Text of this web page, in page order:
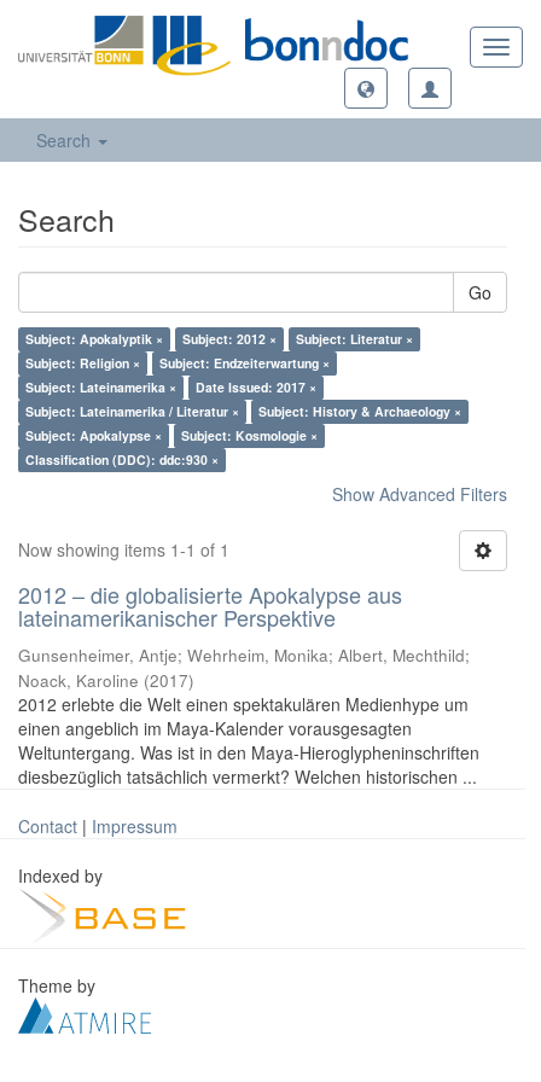
Search
Search
Go
Subject: Apokalyptik × Subject: 2012 ×
Subject: Literatur ×
Subject: Religion ×
Subject: Endzeiterwartung ×
Subject: Lateinamerika ×
Date Issued: 2017 ×
Subject: Lateinamerika / Literatur ×
Subject: History & Archaeology ×
Subject: Apokalypse ×
Subject: Kosmologie ×
Classification (DDC): ddc:930 ×
Show Advanced Filters
Now showing items 1-1 of 1
2012 – die globalisierte Apokalypse aus
lateinamerikanischer Perspektive
Gunsenheimer, Antje; Wehrheim, Monika; Albert, Mechthild;
Noack, Karoline (2017)
2012 erlebte die Welt einen spektakulären Medienhype um
einen angeblich im Maya-Kalender vorausgesagten
Weltuntergang. Was ist in den Maya-Hieroglypheninschriften
diesbezüglich tatsächlich vermerkt? Welchen historischen ...
Contact | Impressum
Indexed by
Theme by